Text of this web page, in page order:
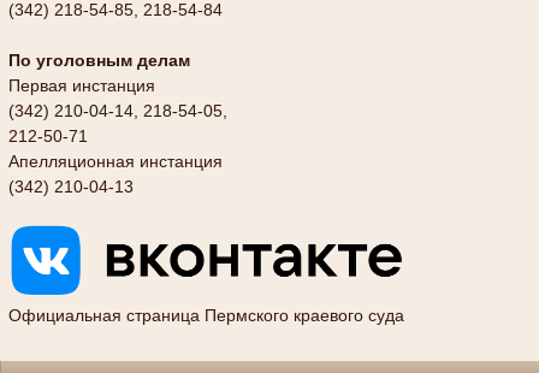
(342) 218-54-85, 218-54-84
По уголовным делам
Первая инстанция
(342) 210-04-14, 218-54-05,
212-50-71
Апелляционная инстанция
(342) 210-04-13
Официальная страница Пермского краевого суда